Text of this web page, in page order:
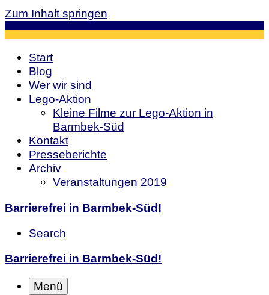
Zum Inhalt springen
Start
Blog
Wer wir sind
Lego-Aktion
Kleine Filme zur Lego-Aktion in
Barmbek-Süd
Kontakt
Presseberichte
Archiv
Veranstaltungen 2019
Barrierefrei in Barmbek-Süd!
Search
Barrierefrei in Barmbek-Süd!
Menü